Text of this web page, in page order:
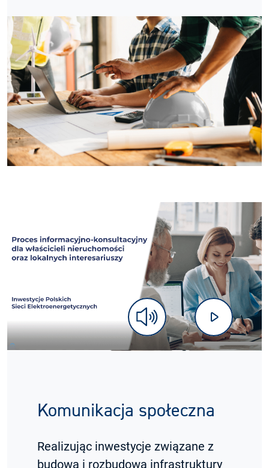
wyłącz wyciszeniezatrzymaj
Komunikacja społeczna
Realizując inwestycje związane z
budową i rozbudową infrastruktury